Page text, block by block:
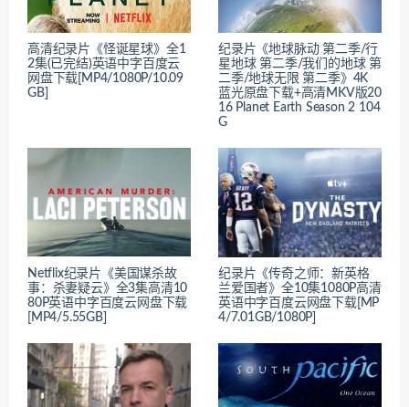
高清纪录片《怪诞星球》全1
2集(已完结)英语中字百度云
网盘下载[MP4/1080P/10.09
GB]
纪录片《地球脉动 第二季/行
星地球 第二季/我们的地球 第
二季/地球无限 第二季》4K
蓝光原盘下载+高清MKV版20
16 Planet Earth Season 2 104
G
Netflix纪录片《美国谋杀故
事：杀妻疑云》全3集高清10
80P英语中字百度云网盘下载
[MP4/5.55GB]
纪录片《传奇之师：新英格
兰爱国者》全10集1080P高清
英语中字百度云网盘下载[MP
4/7.01GB/1080P]